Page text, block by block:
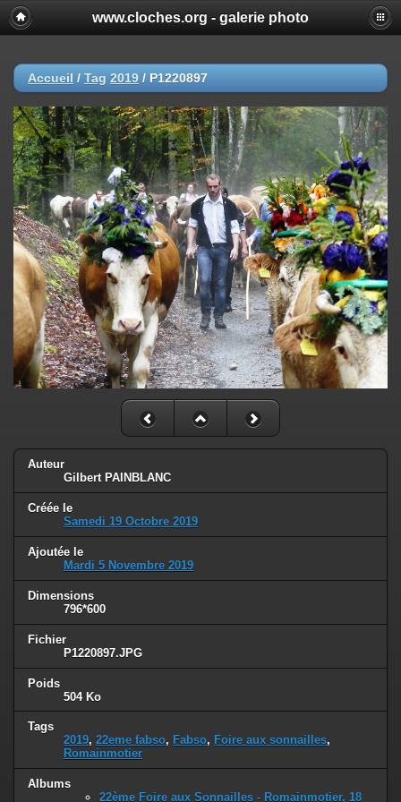
www.cloches.org - galerie photo
Accueil / Tag 2019 / P1220897
Auteur
Gilbert PAINBLANC
Créée le
Samedi 19 Octobre 2019
Ajoutée le
Mardi 5 Novembre 2019
Dimensions
796*600
Fichier
P1220897.JPG
Poids
504 Ko
Tags
2019, 22eme fabso, Fabso, Foire aux sonnailles,
Romainmotier
Albums
22ème Foire aux Sonnailles - Romainmotier, 18